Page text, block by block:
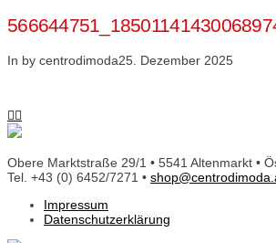
In by centrodimoda25. Dezember 2025
Obere Marktstraße 29/1 • 5541 Altenmarkt •
Tel. +43 (0) 6452/7271 •
Impressum
Datenschutzerklärung